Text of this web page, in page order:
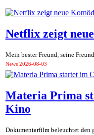
Netflix zeigt
Mein bester Freund, seine
News 2026-08-03
Materia Prima
Kino
Dokumentarfilm beleuchtet